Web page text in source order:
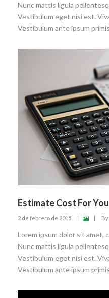
Nunc mattis ligula
Vestibulum eget nisi est.
Vestibulum ante ipsum
Estimate Cost For
2 de febrero de 2015 | | By:
Lorem ipsum dolor sit amet,
Nunc mattis ligula
Vestibulum eget nisi est.
Vestibulum ante ipsum